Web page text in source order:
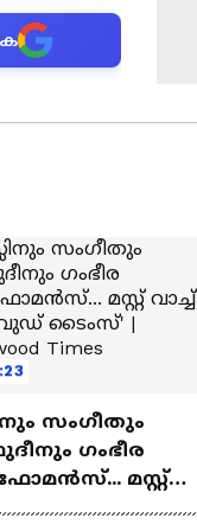
സംഗീതും
ഗംഭീര
മസ്റ്റ്
മോളിവുഡ്